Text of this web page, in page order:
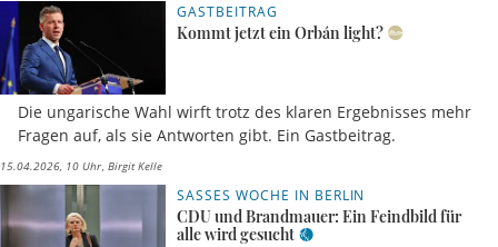
GASTBEITRAG
Kommt jetzt ein Orbán light?
Die ungarische Wahl wirft trotz des klaren Ergebnisses mehr
Fragen auf, als sie Antworten gibt. Ein Gastbeitrag.
15.04.2026, 10 Uhr Birgit Kelle
SASSES WOCHE IN BERLIN
CDU und Brandmauer: Ein Feindbild für
alle wird gesucht